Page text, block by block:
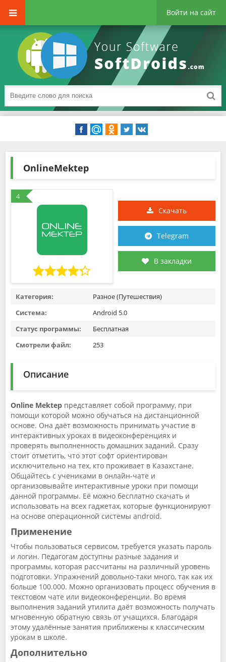
Войти на сайт
OnlineMektep
4
Скачать
Telegram
В закладки
Категория:
Разное (Путешествия)
Система:
Android 5.0
Статус программы:
Бесплатная
Смотрели файл:
253
Описание
Online Mektep представляет собой программу, при
помощи которой можно обучаться на дистанционной
основе. Она даёт возможность принимать участие в
интерактивных уроках в видеоконференциях и
проверять выполненность домашних заданий. Сразу
стоит отметить, что этот софт ориентирован
исключительно на тех, кто проживает в Казахстане.
Общайтесь с учениками в онлайн-чате и
организовывайте интерактивные уроки при помощи
данной программы. Её можно бесплатно скачать и
использовать на всех гаджетах, которые функционируют
на основе операционной системы android.
Применение
Чтобы пользоваться сервисом, требуется указать пароль
и логин. Педагогам доступны разные задания и
программы, которая рассчитаны на различный уровень
подготовки. Упражнений довольно-таки много, так как их
больше 100.000. Можно организовать процесс обучения в
текстовом чате или видеоконференции. Во время
выполнения заданий утилита даёт возможность получать
мгновенную обратную связь от учащихся. Благодаря
этому удалённые занятия приближены к классическим
урокам в школе.
Дополнительно